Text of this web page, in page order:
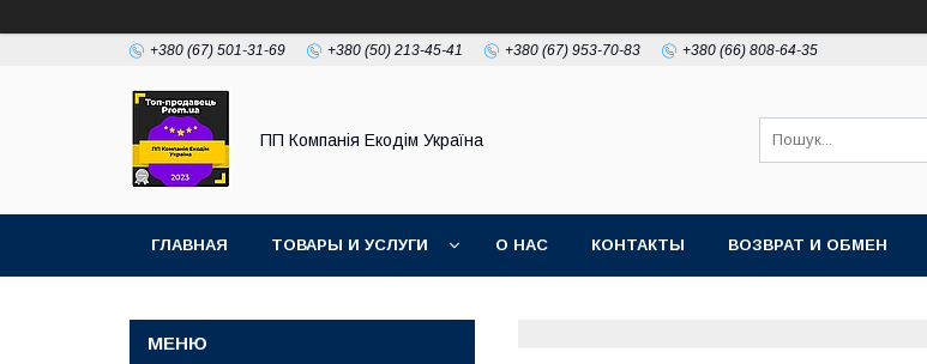
+380 (67) 501-31-69 +380 (50) 213-45-41 +380 (67) 953-70-83 +380 (66) 808-64-35
ПП Компанія Екодім Україна
ГЛАВНАЯ ТОВАРЫ И УСЛУГИ О НАС КОНТАКТЫ ВОЗВРАТ И ОБМЕН